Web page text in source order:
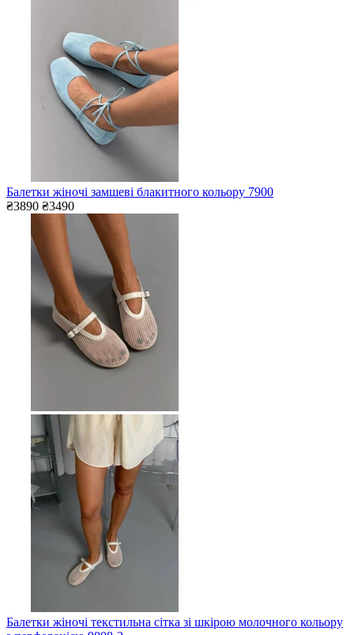
Балетки жіночі замшеві блакитного кольору 7900
₴3890 ₴3490
Балетки жіночі текстильна сітка зі шкірою молочного кольору